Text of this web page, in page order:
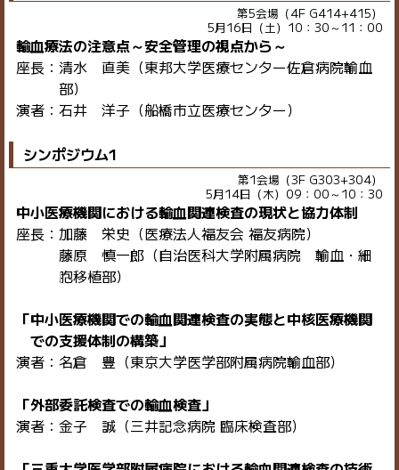
第5会場（4F G414+415）
5月16日（土）10：30～11：00
輸血療法の注意点～安全管理の視点から～
座長：清水 直美（東邦大学医療センター佐倉病院輸血
部）
演者：石井 洋子（船橋市立医療センター）
シンポジウム1
第1会場（3F G303+304）
5月14日（木）09：00～10：30
中小医療機関における輸血関連検査の現状と協力体制
座長：加藤 栄史（医療法人福友会 福友病院）
藤原 慎一郎（自治医科大学附属病院 輸血・細
胞移植部）
「中小医療機関での輸血関連検査の実態と中核医療機関
での支援体制の構築」
演者：名倉 豊（東京大学医学部附属病院輸血部）
「外部委託検査での輸血検査」
演者：金子 誠（三井記念病院 臨床検査部）